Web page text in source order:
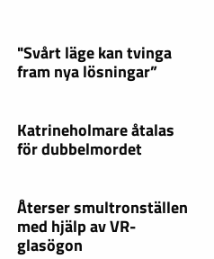
"Svårt läge kan tvinga
fram nya lösningar”
Katrineholmare åtalas
för dubbelmordet
Återser smultronställen
med hjälp av VR-
glasögon